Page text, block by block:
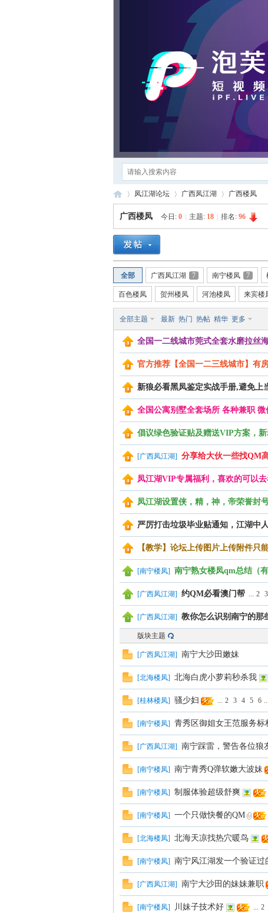
»
凤江湖论坛 广西凤江湖 广西楼凤
广西楼凤 今日: 0 主题: 18 排名: 96
全部 广西凤江湖 7 南宁楼凤 7
百色楼凤 贺州楼凤 河池楼凤 来宾楼
全部主题 最新 热门 热帖 精华 更多
全国一二线城市莞式全套水磨拉丝
官方推荐【全国一二三线城市】有
新狼必看黑凤鉴定实战手册,避免上
全国公寓别墅全套场所 各种兼职 微
倡议绿色验证贴及赠送VIP方案，
[广西凤江湖] 分享给大伙一些找QM
凤江湖VIP专属福利，喜欢的可以
凤江湖设置侠，精，神，帝荣誉封
严厉打击垃圾毕业贴通知，江湖中
【教学】论坛上传图片上传附件只
[南宁楼凤] 南宁熟女楼凤qm总结（有
[广西凤江湖] 约QM必看澳门帮 ... 2 3
[广西凤江湖] 教你怎么识别南宁的那
版块主题
[广西凤江湖] 南宁大沙田嫩妹
[北海楼凤] 北海白虎小萝莉秒杀我
[桂林楼凤] 骚少妇 ... 2 3 4 5 6 ..
[南宁楼凤] 青秀区御姐女王范服务标
[广西凤江湖] 南宁踩雷，警告各位狼
[南宁楼凤] 南宁青秀Q弹软嫩大波妹
[南宁楼凤] 制服体验超级舒爽
[南宁楼凤] 一个只做快餐的QM
[北海楼凤] 北海天凉找热穴暖鸟
[南宁楼凤] 南宁风江湖发一个验证过
[广西凤江湖] 南宁大沙田的妹妹兼职
[南宁楼凤] 川妹子技术好 ... 2